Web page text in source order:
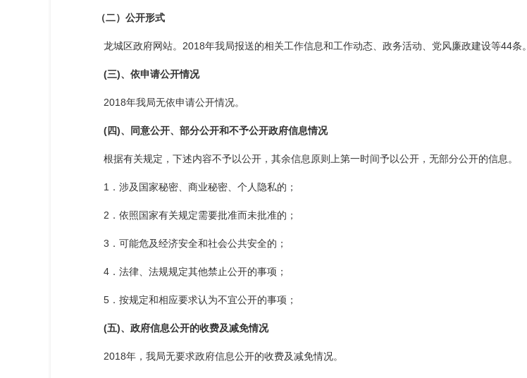
（二）公开形式
龙城区政府网站。 2018年我局报送的相关工作信息和工作动态、政务活动、党风廉政建设等44条。
(三)、依申请公开情况
2018年我局无依申请公开情况。
(四)、同意公开、部分公开和不予公开政府信息情况
根据有关规定，下述内容不予以公开，其余信息原则上第一时间予以公开，无部分公开的信息。
1．涉及国家秘密、商业秘密、个人隐私的；
2．依照国家有关规定需要批准而未批准的；
3．可能危及经济安全和社会公共安全的；
4．法律、法规规定其他禁止公开的事项；
5．按规定和相应要求认为不宜公开的事项；
(五)、政府信息公开的收费及减免情况
2018年，我局无要求政府信息公开的收费及减免情况。